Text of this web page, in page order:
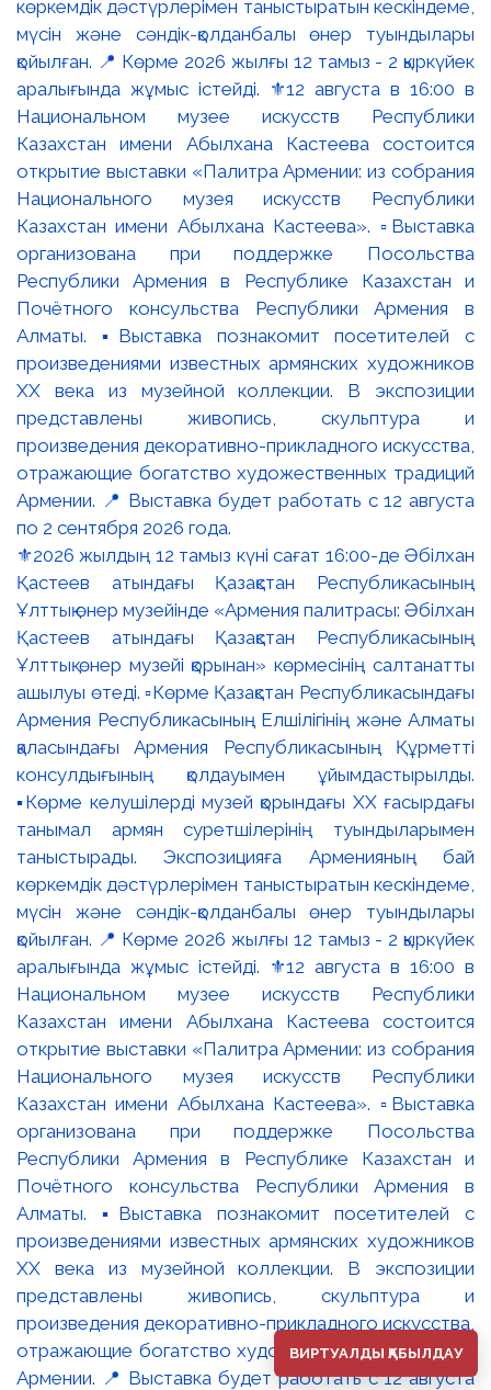
⚜️2026 жылдың 12 тамыз күні сағат 16:00-де Әбілхан
Қастеев атындағы Қазақстан Республикасының
Ұлттық өнер музейінде «Армения палитрасы: Әбілхан
Қастеев атындағы Қазақстан Республикасының
Ұлттық өнер музейі қорынан» көрмесінің салтанатты
ашылуы өтеді. ▫️Көрме Қазақстан Республикасындағы
Армения Республикасының Елшілігінің және Алматы
қаласындағы Армения Республикасының Құрметті
консулдығының қолдауымен ұйымдастырылды.
▪️Көрме келушілерді музей қорындағы ХХ ғасырдағы
танымал армян суретшілерінің туындыларымен
таныстырады. Экспозицияға Арменияның бай
көркемдік дәстүрлерімен таныстыратын кескіндеме,
мүсін және сәндік-қолданбалы өнер туындылары
қойылған. 📍 Көрме 2026 жылғы 12 тамыз - 2 қыркүйек
аралығында жұмыс істейді. ⚜️12 августа в 16:00 в
Национальном музее искусств Республики
Казахстан имени Абылхана Кастеева состоится
открытие выставки «Палитра Армении: из собрания
Национального музея искусств Республики
Казахстан имени Абылхана Кастеева». ▫️Выставка
организована при поддержке Посольства
Республики Армения в Республике Казахстан и
Почётного консульства Республики Армения в
Алматы. ▪️Выставка познакомит посетителей с
произведениями известных армянских художников
XX века из музейной коллекции. В экспозиции
представлены живопись, скульптура и
произведения декоративно-прикладного искусства,
отражающие богатство художественных традиций
Армении. 📍 Выставка будет работать с 12 августа
ВИРТУАЛДЫ ҚАБЫЛДАУ